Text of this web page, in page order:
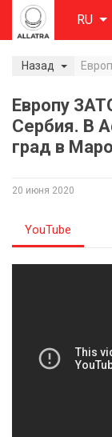
RU
Назад
Европу
Сербия. В
град в
20 июня 2020
YouTube